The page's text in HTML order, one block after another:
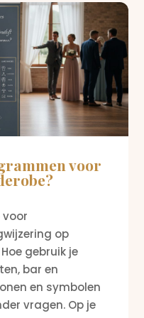
voor
op
gebruik je
bar en
en symbolen
vragen. Op je